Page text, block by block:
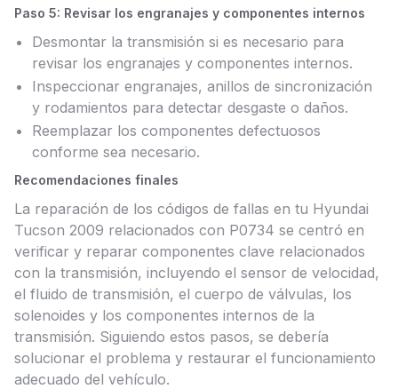
Paso 5: Revisar los engranajes y componentes internos
Desmontar la transmisión si es necesario para
revisar los engranajes y componentes internos.
Inspeccionar engranajes, anillos de sincronización
y rodamientos para detectar desgaste o daños.
Reemplazar los componentes defectuosos
conforme sea necesario.
Recomendaciones finales
La reparación de los códigos de fallas en tu Hyundai
Tucson 2009 relacionados con P0734 se centró en
verificar y reparar componentes clave relacionados
con la transmisión, incluyendo el sensor de velocidad,
el fluido de transmisión, el cuerpo de válvulas, los
solenoides y los componentes internos de la
transmisión. Siguiendo estos pasos, se debería
solucionar el problema y restaurar el funcionamiento
adecuado del vehículo.